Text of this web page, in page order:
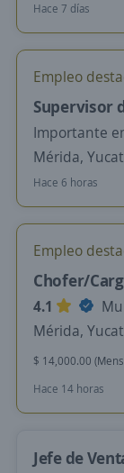
Hace 7 días
Empleo
Supervisor
Importante
Mérida,
Hace 6 horas
Empleo
Chofer/
4.1
Mérida,
$ 14,000.00
Hace 14 horas
Jefe de